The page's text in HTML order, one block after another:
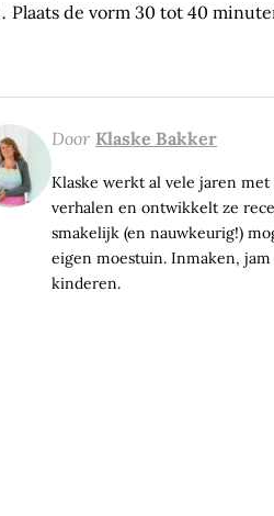
Plaats de vorm 30 tot 40
Door Klaske Bakker
Klaske werkt al vele jaren
verhalen en ontwikkelt ze
smakelijk (en nauwkeurig!)
eigen moestuin. Inmaken,
kinderen.